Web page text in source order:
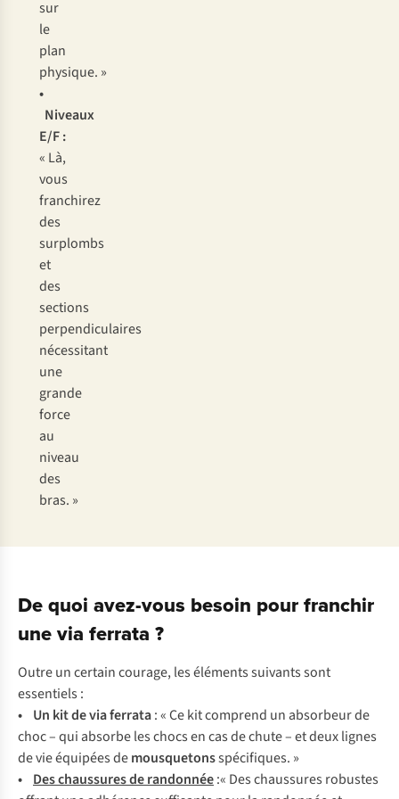
sur
le
plan
physique. »
•
Niveaux
E/F:
« Là,
vous
franchirez
des
surplombs
et
des
sections
perpendiculaires
nécessitant
une
grande
force
au
niveau
des
bras. »
De quoi avez-vous besoin pour franchir
une via ferrata ?
Outreuncertaincourage,lesélémentssuivantssont
essentiels :
• Un kitdeviaferrata: « Cekitcomprend un absorbeurde
choc–qui absorbeleschocsencasdechute– etdeuxlignes
devieéquipéesdemousquetonsspécifiques. »
• Deschaussuresderandonnée:« Deschaussures robustes